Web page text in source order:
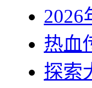
2026
热血
探索